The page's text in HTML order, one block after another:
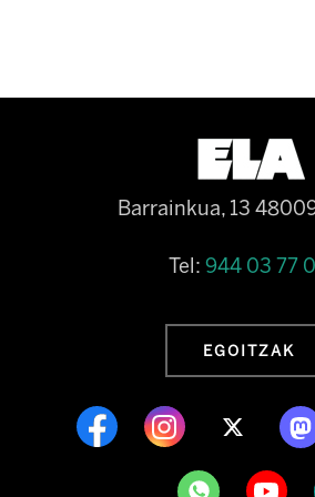
Barrainkua, 13
Tel: 944 03 77
EGOITZAK